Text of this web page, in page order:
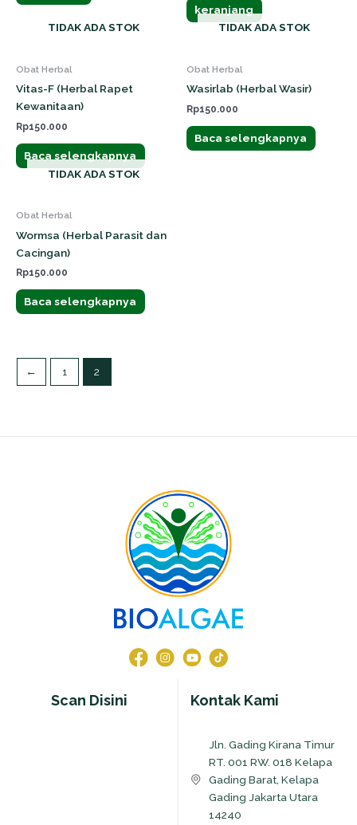
keranjang
TIDAK ADA STOK
Obat Herbal
Vitas-F (Herbal Rapet
Kewanitaan)
Rp150.000
Baca selengkapnya
TIDAK ADA STOK
Obat Herbal
Wasirlab (Herbal Wasir)
Rp150.000
Baca selengkapnya
TIDAK ADA STOK
Obat Herbal
Wormsa (Herbal Parasit dan
Cacingan)
Rp150.000
Baca selengkapnya
← 1 2
Scan Disini Kontak Kami
Jln. Gading Kirana Timur
RT. 001 RW. 018 Kelapa
Gading Barat, Kelapa
Gading Jakarta Utara
14240